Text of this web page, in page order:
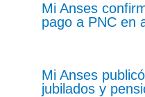
Mi Anses
pago a PNC en
Mi Anses
jubilados y